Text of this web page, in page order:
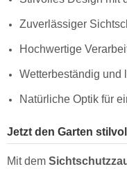
Zuverlässiger
Hochwertige
Wetterbeständig und
Natürliche Optik für
Jetzt den Garten
Mit dem